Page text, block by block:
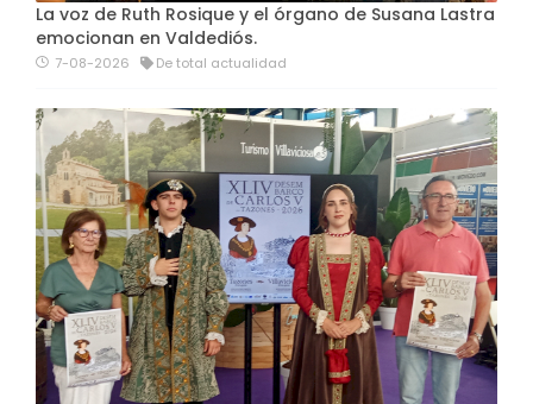
La voz de Ruth Rosique y el órgano de Susana Lastra
emocionan en Valdediós.
7-08-2026 De total actualidad